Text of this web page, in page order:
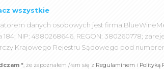
wszystkie
danych osobowych jest firma
184; NIP: 4980268646, REGON: 380260778;
Krajowego Rejestru Sądowego pod
*, że zapoznałem /łam się z Regulaminem i Polityką